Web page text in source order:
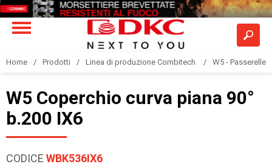
Home Prodotti Linea di produzione Combitech W5 - Passerelle
W5 Coperchio curva piana 90°
b.200 IX6
CODICE WBK536IX6